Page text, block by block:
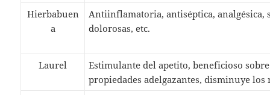
Hierbabuen
a
Antiinflamatoria, antiséptica, analgésica,
dolorosas, etc.
Laurel
Estimulante del apetito, beneficioso
propiedades adelgazantes, disminuye